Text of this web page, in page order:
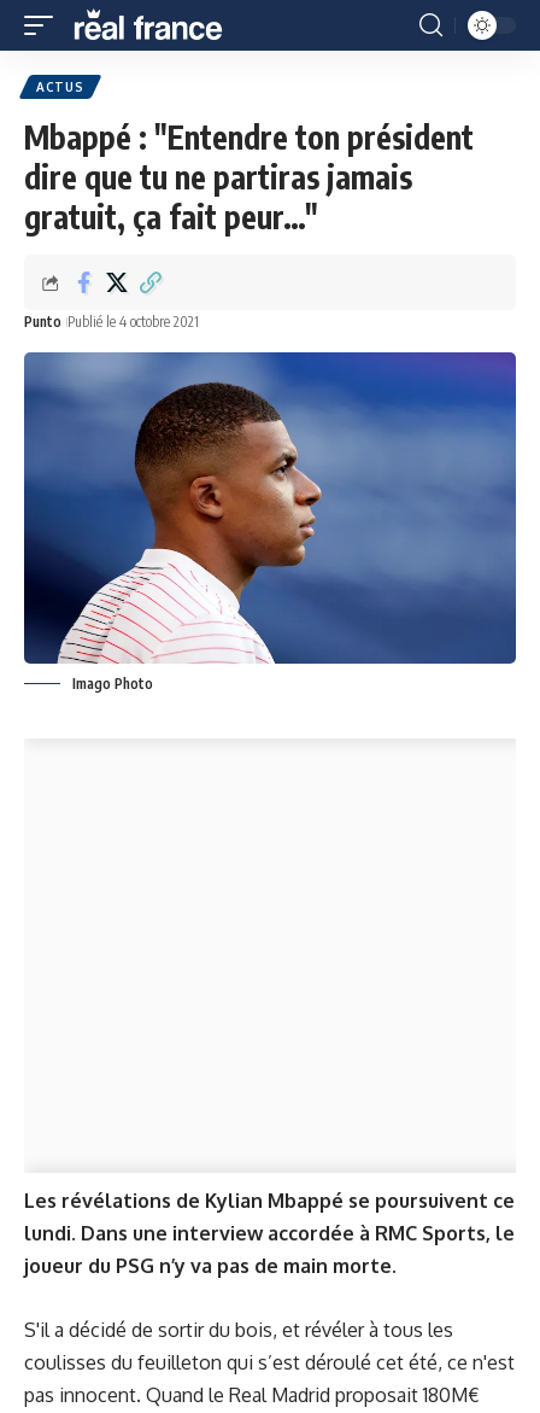
ACTUS
Mbappé : "Entendre ton président
dire que tu ne partiras jamais
gratuit, ça fait peur…"
Punto Publié le 4 octobre 2021
Imago Photo
Les révélations de Kylian Mbappé se poursuivent ce
lundi. Dans une interview accordée à RMC Sports, le
joueur du PSG n’y va pas de main morte.
S'il a décidé de sortir du bois, et révéler à tous les
coulisses du feuilleton qui s’est déroulé cet été, ce n'est
pas innocent. Quand le Real Madrid proposait 180M€